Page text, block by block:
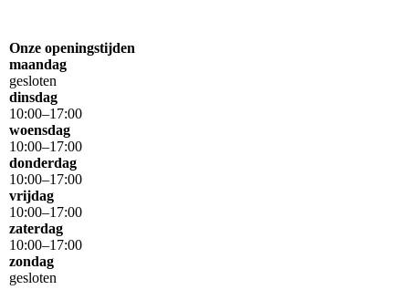
Onze openingstijden
maandag
gesloten
dinsdag
10:00–17:00
woensdag
10:00–17:00
donderdag
10:00–17:00
vrijdag
10:00–17:00
zaterdag
10:00–17:00
zondag
gesloten